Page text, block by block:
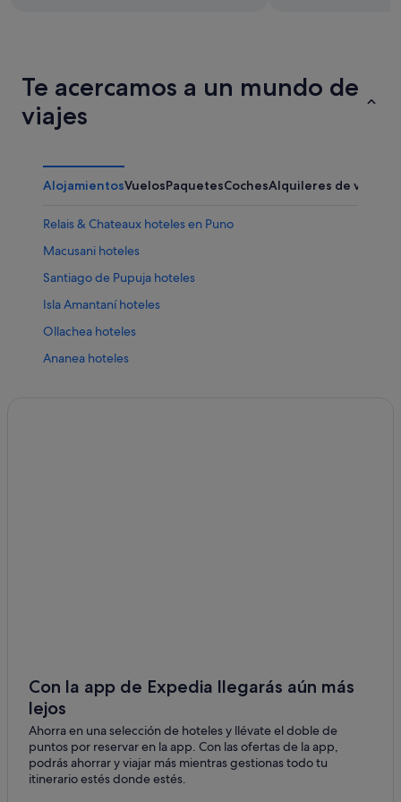
Te acercamos a un mundo de
viajes
AlojamientosVuelosPaquetesCochesAlquileres de
Relais & Chateaux hoteles en Puno
Macusani hoteles
Santiago de Pupuja hoteles
Isla Amantaní hoteles
Ollachea hoteles
Ananea hoteles
Hoteles con spa en Puno
Casas de campo en Puno
Juliaca hoteles
Chucuito hoteles
Independent hoteles en Puno
Con la app de Expedia llegarás aún más
lejos
Ahorra en una selección de hoteles y llévate el doble de
puntos por reservar en la app. Con las ofertas de la app,
podrás ahorrar y viajar más mientras gestionas todo tu
itinerario estés donde estés.